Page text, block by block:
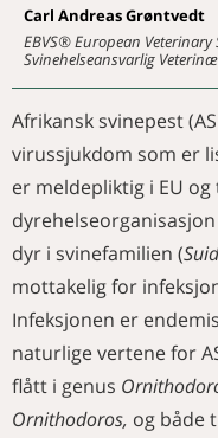
Aktuelt om
og katt
DOKTORGRAD
Lukkede merder
mot lakselus
Ny kunnskap om
hos storfe
YRKE OG ORGANISASJON
For lite og for
villsvin
Rekorddeltaking
årsmøte i
Nå kan alle spore
Kan afrikansk
Ebola) smitte over
mennesker?
Afrikansk
zoonose
Adamstuen
Fisk har egenverdi
NAVN
Merkedager i
Merkedager i
Nye medlemmer
Til minne om
KURS OG MØTER
Aktivitetskalender
Kollegahjelpen
Faglige
veterinærtidsskrift
Carl AndreasGrøntvedt
EBVS® European
Svinehelseansvarlig
Afrikansk svinepest
virussjukdom som er
er meldepliktig i EU og
dyr i svinefamilien (
mottakelig for
Infeksjonen er
naturlige vertene for
flått i genus
Ornithodoros, og både